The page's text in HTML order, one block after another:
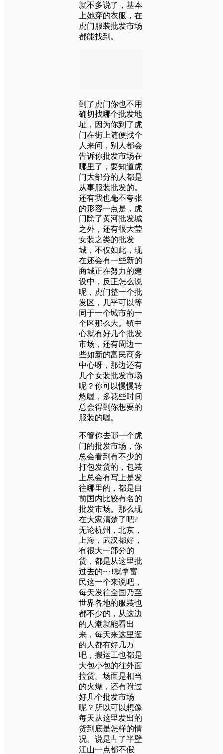
就不多说了，基本
上她穿的衣服，在
虎门服装批发市场
都能找到。
到了虎门你也不用
确切找哪个批发地
址，因为你到了虎
门在街上随便找个
人来问，别人都会
告诉你批发市场在
哪里了，要知道虎
门大部分的人都是
从事服装批发的。
还有我也毫不夸张
的形容一点是，虎
门除了黄河批发城
之外，还有很大莹
女装之类的批发
城，不仅如此，现
在还会有一些新的
商城正在努力的建
设中，反正怎么说
呢，虎门整一个批
发区，几乎可以等
同于一个城市的一
个区那么大。镇中
心就有好几个批发
市场，还有周边一
些如新的富民商务
中心呀，那边还有
几个女装批发市场
呢？你可以慢慢转
悠喔，多花些时间
总会得到你想要的
服装的喔。
不管你去哪一个虎
门的批发市场，你
总会看到有不少的
打包发货的，包装
上总会有写上是发
往哪里的，都是目
前国内比较有名的
批发市场。那么现
在大家清楚了吧?
无论杭州，北京，
上海，武汉都好，
有很大一部分的
货，都是从这里批
过去的~~!就拿富
民这一个来说吧，
每天发往全国乃至
世界各地的服装也
都不少的，从这边
的人潮就能看出
来，每天来这里逛
的人都有好几万
吧，搬运工也都是
大包小包的往外面
拉货。场面是相当
的火爆，还有附过
好几个批发市场
呢？所以可以想像
每天从这里发出的
货到底是怎样的情
况。说是占了半壁
江山一点都不假